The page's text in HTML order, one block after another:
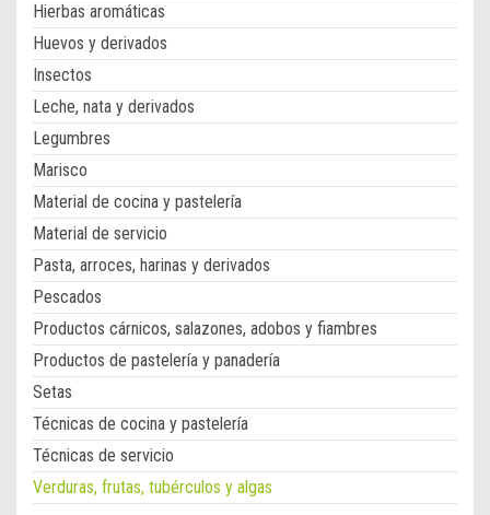
Hierbas aromáticas
Huevos y derivados
Insectos
Leche, nata y derivados
Legumbres
Marisco
Material de cocina y pastelería
Material de servicio
Pasta, arroces, harinas y derivados
Pescados
Productos cárnicos, salazones, adobos y fiambres
Productos de pastelería y panadería
Setas
Técnicas de cocina y pastelería
Técnicas de servicio
Verduras, frutas, tubérculos y algas